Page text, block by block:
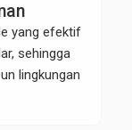
yang efektif
sehingga
lingkungan